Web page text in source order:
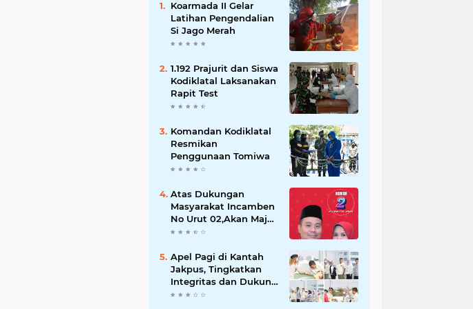
Koarmada II Gelar
Latihan Pengendalian
Si Jago Merah
1.192 Prajurit dan Siswa
Kodiklatal Laksanakan
Rapit Test
Komandan Kodiklatal
Resmikan
Penggunaan Tomiwa
Atas Dukungan
Masyarakat Incamben
No Urut 02,Akan Maju
Untuk Memajukan
Apel Pagi di Kantah
Jakpus, Tingkatkan
Integritas dan Dukung
WBK